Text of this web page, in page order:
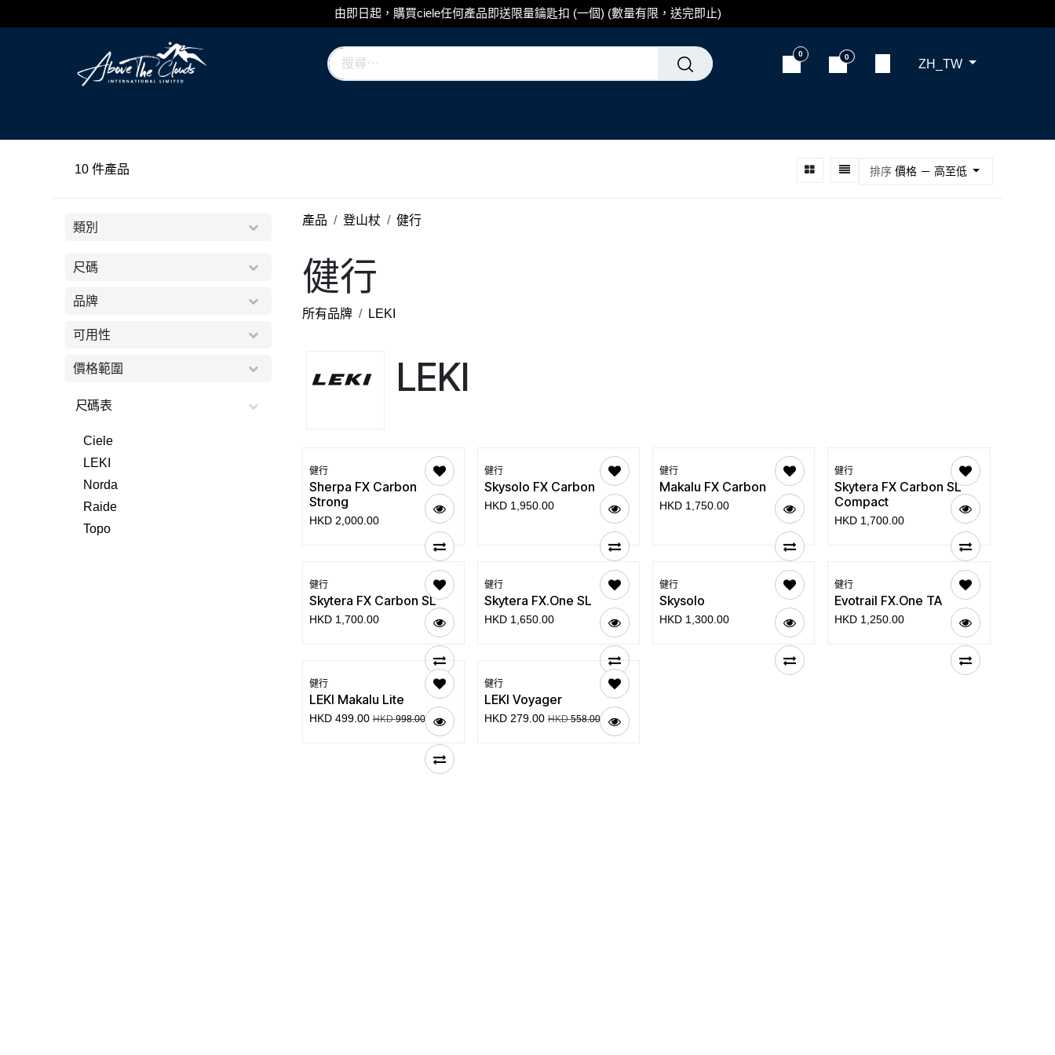
由即日起，購買ciele任何產品即送限量鑰匙扣 (一個) (數量有限，送完即止)
0 0 ZH_TW
10 價格 － 高至低
類別
尺碼
品牌
可用性
價格範圍
尺碼表
Ciele
LEKI
Norda
Raide
Topo
產品 登山杖 健行
健行
所有品牌 LEKI
LEKI
健行
Sherpa FX Carbon
Strong
HKD 2,000.00
健行
Skysolo FX Carbon
HKD 1,950.00
健行
Makalu FX Carbon
HKD 1,750.00
健行
Skytera FX Carbon SL
Compact
HKD 1,700.00
健行
Skytera FX Carbon SL
HKD 1,700.00
健行
Skytera FX.One SL
HKD 1,650.00
健行
Skysolo
HKD 1,300.00
健行
Evotrail FX.One TA
HKD 1,250.00
銷售
健行
LEKI Makalu Lite
HKD 499.00 HKD998.00
銷售
健行
LEKI Voyager
HKD 279.00 HKD558.00